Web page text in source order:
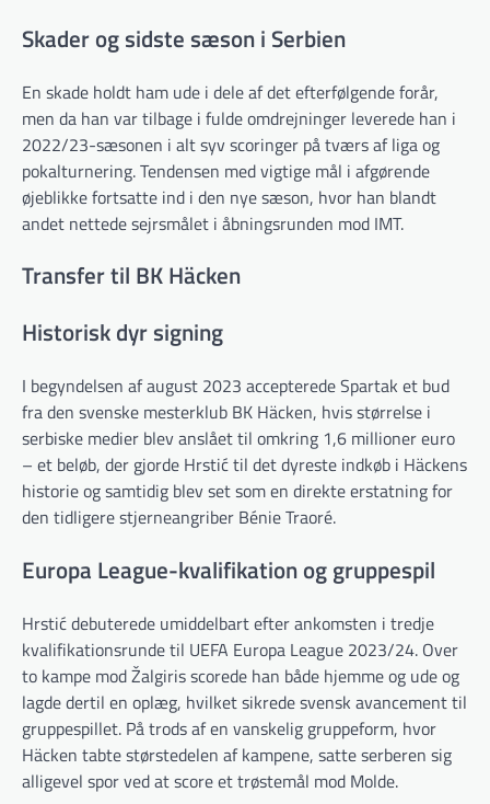
Skader og sidste sæson i Serbien
En skade holdt ham ude i dele af det efterfølgende forår,
men da han var tilbage i fulde omdrejninger leverede han i
2022/23-sæsonen i alt syv scoringer på tværs af liga og
pokalturnering. Tendensen med vigtige mål i afgørende
øjeblikke fortsatte ind i den nye sæson, hvor han blandt
andet nettede sejrsmålet i åbningsrunden mod IMT.
Transfer til BK Häcken
Historisk dyr signing
I begyndelsen af august 2023 accepterede Spartak et bud
fra den svenske mesterklub BK Häcken, hvis størrelse i
serbiske medier blev anslået til omkring 1,6 millioner euro
– et beløb, der gjorde Hrstić til det dyreste indkøb i Häckens
historie og samtidig blev set som en direkte erstatning for
den tidligere stjerneangriber Bénie Traoré.
Europa League-kvalifikation og gruppespil
Hrstić debuterede umiddelbart efter ankomsten i tredje
kvalifikationsrunde til UEFA Europa League 2023/24. Over
to kampe mod Žalgiris scorede han både hjemme og ude og
lagde dertil en oplæg, hvilket sikrede svensk avancement til
gruppespillet. På trods af en vanskelig gruppeform, hvor
Häcken tabte størstedelen af kampene, satte serberen sig
alligevel spor ved at score et trøstemål mod Molde.